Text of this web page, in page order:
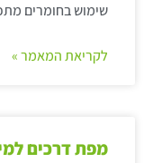
שימוש בחומרים
לקריאת המאמר »
מפת דרכים